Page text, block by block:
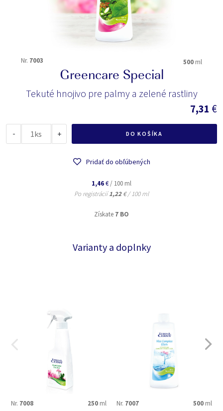
Nr. 7003 500 ml
Greencare Special
Tekuté hnojivo pre palmy a zelené rastliny
7,31 €
- ks + DO KOŠÍKA
Pridať do obľúbených
1,46€ / 100 ml
Po registrácií1,22€ / 100 ml
Získate 7 BO
Varianty a doplnky
Nr. 7008 250 ml Nr. 7007 500 ml